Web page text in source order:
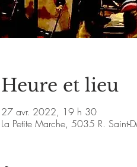
Heure et lieu
27 avr. 2022, 19 h 30
La Petite Marche, 5035 R.